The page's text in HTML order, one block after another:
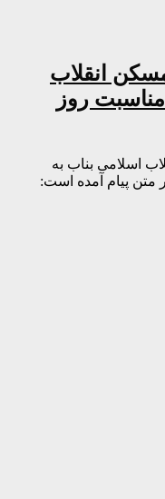
انقلاب
روز
اسلامی بناب به
متن پیام آمده است: